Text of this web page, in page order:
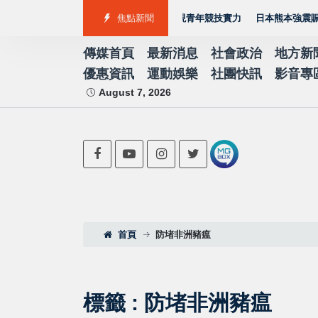
焦點新聞
金2銀4銅 游泳射箭籃球跆拳道展現青年競技實力 日本熊本強震賑災再
傳媒首頁 最新消息 社會政治
地方新
優惠資訊
運動娛樂 社團快訊 影音專
August 7, 2026
首頁 防堵非洲豬瘟
標籤 : 防堵非洲豬瘟